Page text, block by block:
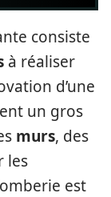
consiste
à réaliser
d’une
un gros
murs, des
les
est